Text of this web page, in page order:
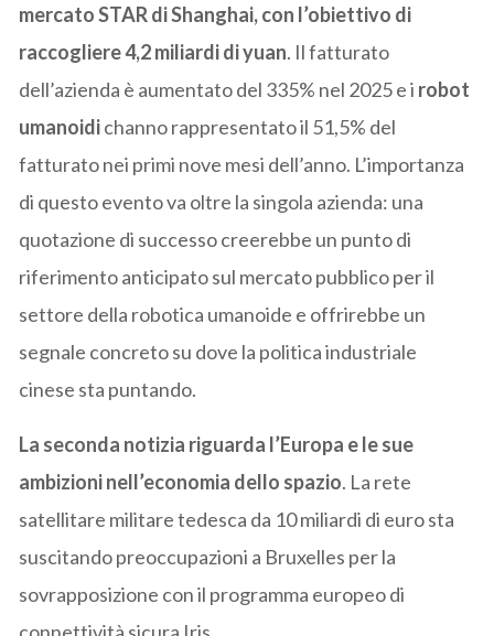
mercato STAR di Shanghai, con l’obiettivo di
raccogliere 4,2 miliardi di yuan. Il fatturato
dell’azienda è aumentato del 335% nel 2025 e i robot
umanoidichanno rappresentato il 51,5% del
fatturato nei primi nove mesi dell’anno. L’importanza
di questo evento va oltre la singola azienda: una
quotazione di successo creerebbe un punto di
riferimento anticipato sul mercato pubblico per il
settore della robotica umanoide e offrirebbe un
segnale concreto su dove la politica industriale
cinese sta puntando.
La seconda notizia riguarda l’Europa e le sue
ambizioni nell’economia dello spazio. La rete
satellitare militare tedesca da 10 miliardi di euro sta
suscitando preoccupazioni a Bruxelles per la
sovrapposizione con il programma europeo di